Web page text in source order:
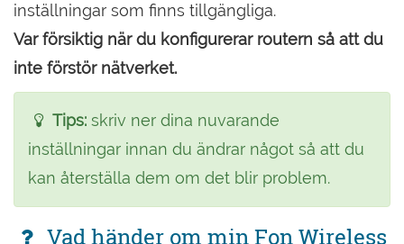
inställningar som finns tillgängliga.
Var försiktig när du konfigurerar routern så att du
inte förstör nätverket.
Tips: skriv ner dina nuvarande
inställningar innan du ändrar något så att du
kan återställa dem om det blir problem.
Vad händer om min Fon Wireless